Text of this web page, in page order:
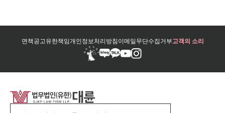
면책공고유한책임개인정보처리방침이메일무단수집거부고객의 소리